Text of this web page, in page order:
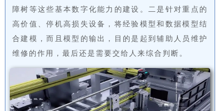
障树等这些基本数字化能力的建设。二是针对重点的
高价值、停机高损失设备，将经验模型和数据模型结
合建模，而且模型的输出，目的是起到辅助人员维护
维修的作用，最后还是需要交给人来综合判断。